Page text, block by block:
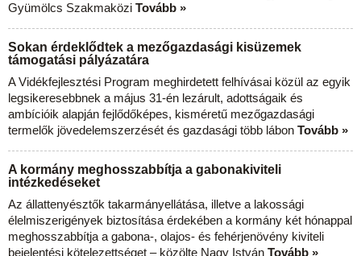
Gyümölcs Szakmaközi Tovább »
Sokan érdeklődtek a mezőgazdasági kisüzemek
támogatási pályázatára
A Vidékfejlesztési Program meghirdetett felhívásai közül az egyik
legsikeresebbnek a május 31-én lezárult, adottságaik és
ambícióik alapján fejlődőképes, kisméretű mezőgazdasági
termelők jövedelemszerzését és gazdasági több lábon Tovább »
A kormány meghosszabbítja a gabonakiviteli
intézkedéseket
Az állattenyésztők takarmányellátása, illetve a lakossági
élelmiszerigények biztosítása érdekében a kormány két hónappal
meghosszabbítja a gabona-, olajos- és fehérjenövény kiviteli
bejelentési kötelezettséget – közölte Nagy István Tovább »